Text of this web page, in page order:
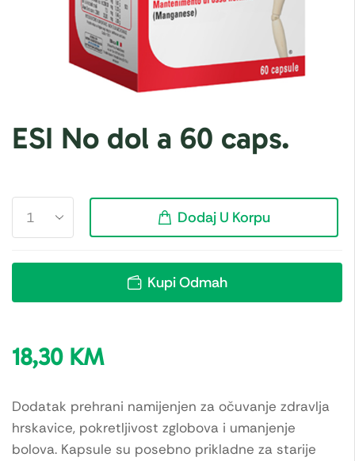
ESI No dol a 60 caps.
Dodaj U Korpu
Kupi Odmah
18,30 KM
Dodatak prehrani namijenjen za očuvanje zdravlja
hrskavice, pokretljivost zglobova i umanjenje
bolova. Kapsule su posebno prikladne za starije